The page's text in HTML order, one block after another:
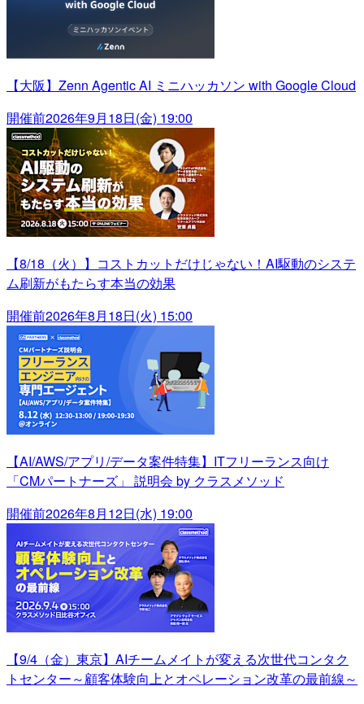
【大阪】Zenn Agentic AI ミニハッカソン with Google Cloud
開催前2026年9月18日(金) 19:00
【8/18（火）】コストカットだけじゃない！AI駆動のシステ
ム刷新がもたらす本当の効果
開催前2026年8月18日(火) 15:00
【AI/AWS/アプリ/データ案件特集】ITフリーランス向け
「CMパートナーズ」 説明会 by クラスメソッド
開催前2026年8月12日(水) 19:00
【9/4（金）東京】AIチームメイトが変える次世代コンタク
トセンター～顧客体験向上とオペレーション改革の最前線～